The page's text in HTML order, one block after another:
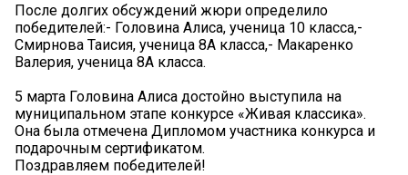
После долгих обсуждений жюри определило
победителей:- Головина Алиса, ученица 10 класса,-
Смирнова Таисия, ученица 8А класса,- Макаренко
Валерия, ученица 8А класса.
5 марта Головина Алиса достойно выступила на
муниципальном этапе конкурсе «Живая классика».
Она была отмечена Дипломом участника конкурса и
подарочным сертификатом.
Поздравляем победителей!